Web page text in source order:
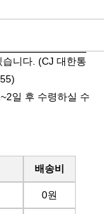
니다. (CJ 대한통
일 후 수령하실 수
배송비
0원